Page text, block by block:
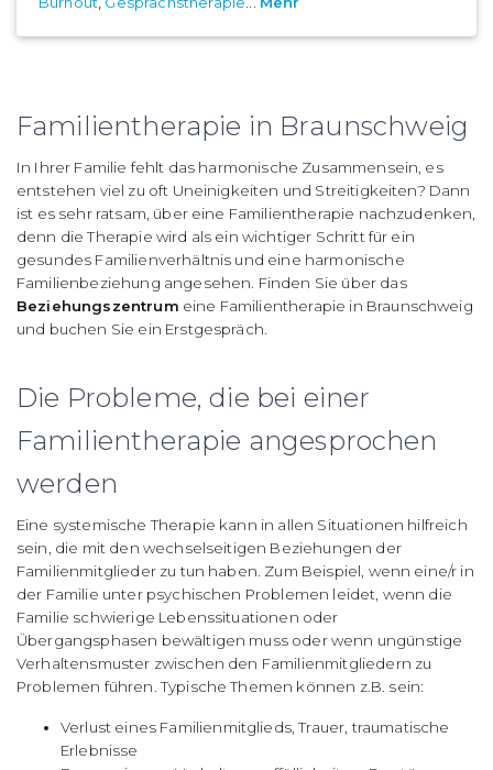
Familientherapie in Braunschweig
In Ihrer Familie fehlt das harmonische Zusammensein, es
entstehen viel zu oft Uneinigkeiten und Streitigkeiten? Dann
ist es sehr ratsam, über eine Familientherapie nachzudenken,
denn die Therapie wird als ein wichtiger Schritt für ein
gesundes Familienverhältnis und eine harmonische
Familienbeziehung angesehen. Finden Sie über das
Beziehungszentrum eine Familientherapie in Braunschweig
und buchen Sie ein Erstgespräch.
Die Probleme, die bei einer
Familientherapie angesprochen
werden
Eine systemische Therapie kann in allen Situationen hilfreich
sein, die mit den wechselseitigen Beziehungen der
Familienmitglieder zu tun haben. Zum Beispiel, wenn eine/r in
der Familie unter psychischen Problemen leidet, wenn die
Familie schwierige Lebenssituationen oder
Übergangsphasen bewältigen muss oder wenn ungünstige
Verhaltensmuster zwischen den Familienmitgliedern zu
Problemen führen. Typische Themen können z.B. sein:
Verlust eines Familienmitglieds, Trauer, traumatische
Erlebnisse